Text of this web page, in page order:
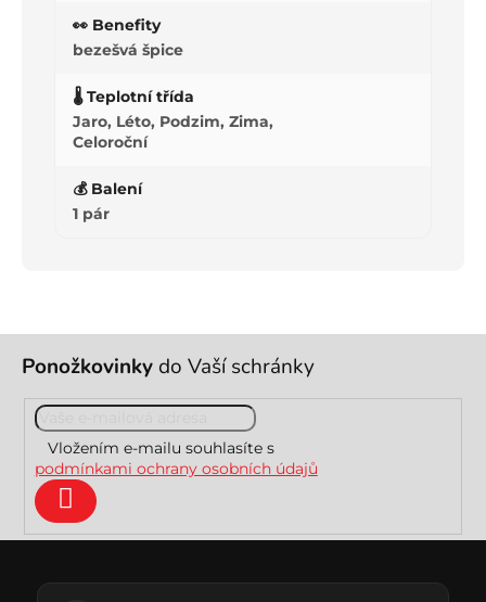
👀 Benefity
bezešvá špice
🌡️ Teplotní třída
Jaro, Léto, Podzim, Zima,
Celoroční
💰 Balení
1 pár
Z
Ponožkovinky do Vaší schránky
Vložením e-mailu souhlasíte s
podmínkami ochrany osobních údajů
Přihlásit